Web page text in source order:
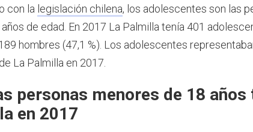
con la legislación chilena, los adolescentes son las
de edad. En 2017 La Palmilla tenía 401
hombres (47,1 %). Los adolescentes
La Palmilla en 2017.
personas menores de 18 años
en 2017